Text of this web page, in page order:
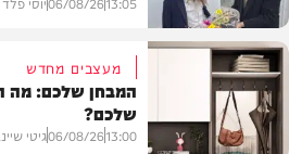
חרדים
מעצבים מחדש
המבחן שלכם: מה
שלכם?
13:00
06/08/26גיטי